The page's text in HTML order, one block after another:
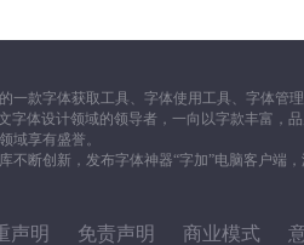
一款字体获取工具、字体使用工具、字体管
字体设计领域的领导者，一向以字款丰富，
域享有盛誉。
不断创新，发布字体神器“字加”电脑客户端
声明 免责声明 商业模式